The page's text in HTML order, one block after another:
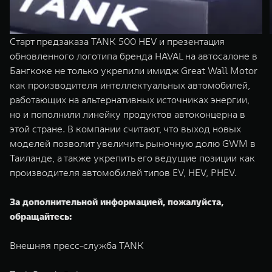
Старт предзаказа TANK 500 HEV и презентация
обновленного логотипа бренда HAVAL на автосалоне в
Бангкоке не только укрепили имидж Great Wall Motor
как производителя интеллектуальных автомобилей,
работающих на альтернативных источниках энергии,
но и пополнили линейку продуктов автоконцерна в
этой стране. В компании считают, что выход новых
моделей позволит увеличить рыночную долю GWM в
Таиланде, а также укрепить его ведущие позиции как
производителя автомобилей типов EV, HEV, PHEV.
За дополнительной информацией, пожалуйста,
обращайтесь:
Внешняя пресс-служба TANK